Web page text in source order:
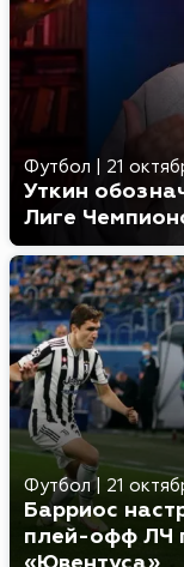
Футбол 21
Уткин
Лиге
Футбол| 21
Барриос
плей-офф ЛЧ